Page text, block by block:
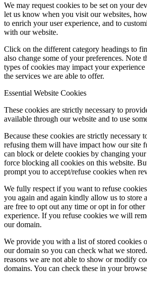
We may request cookies to be set on your
let us know when you visit our websites,
to enrich your user experience, and to
with our website.
Click on the different category headings to
also change some of your preferences. Note
types of cookies may impact your
the services we are able to offer.
Essential Website Cookies
These cookies are strictly necessary to
available through our website and to use
Because these cookies are strictly necessary
refusing them will have impact how our site
can block or delete cookies by changing
force blocking all cookies on this website.
prompt you to accept/refuse cookies when
We fully respect if you want to refuse
you again and again kindly allow us to store
are free to opt out any time or opt in for other
experience. If you refuse cookies we will
our domain.
We provide you with a list of stored cookies
our domain so you can check what we
reasons we are not able to show or modify
domains. You can check these in your